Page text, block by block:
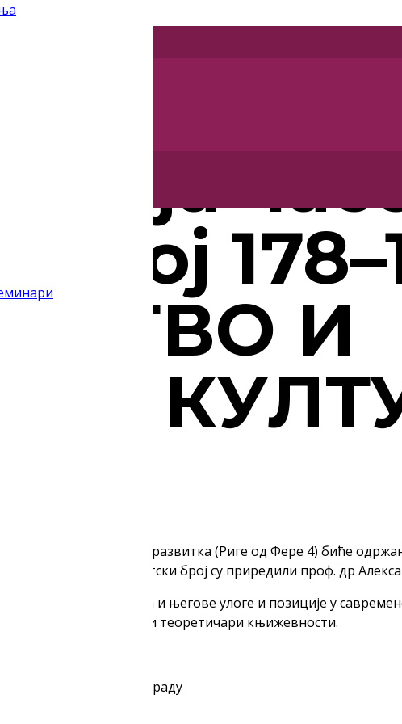
И
проучавање културног развитка (Риге од Фере 4) биће
КУЛТУРА. Тематски број су приредили проф. др
тако и хришћанства и његове улоге и позиције у
уметности и културе и теоретичари књижевности.
Универзитета у Београду